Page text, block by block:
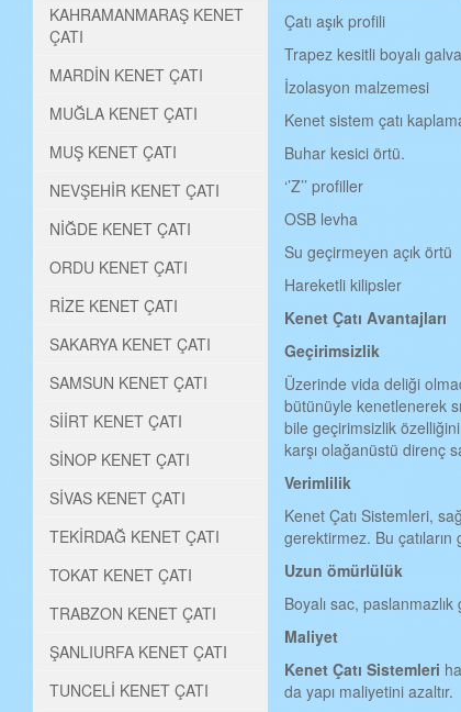
KAHRAMANMARAŞ KENET
ÇATI
MARDİN KENET ÇATI
MUĞLA KENET ÇATI
MUŞ KENET ÇATI
NEVŞEHİR KENET ÇATI
NİĞDE KENET ÇATI
ORDU KENET ÇATI
RİZE KENET ÇATI
SAKARYA KENET ÇATI
SAMSUN KENET ÇATI
SİİRT KENET ÇATI
SİNOP KENET ÇATI
SİVAS KENET ÇATI
TEKİRDAĞ KENET ÇATI
TOKAT KENET ÇATI
TRABZON KENET ÇATI
ŞANLIURFA KENET ÇATI
TUNCELİ KENET ÇATI
Çatı aşık profili
Trapez kesitli boyalı
İzolasyon malzemesi
Kenet sistem çatı
Buhar kesici örtü.
‘’Z’’ profiller
OSB levha
Su geçirmeyen açık örtü
Hareketli kilipsler
Kenet Çatı Avantajları
Geçirimsizlik
Üzerinde vida deliği
bütünüyle kenetlenerek
bile geçirimsizlik
karşı olağanüstü direnç
Verimlilik
Kenet Çatı Sistemleri,
gerektirmez. Bu çatıların
Uzun ömürlülük
Boyalı sac,
Maliyet
Kenet Çatı Sistemleri
da yapı maliyetini azaltır.